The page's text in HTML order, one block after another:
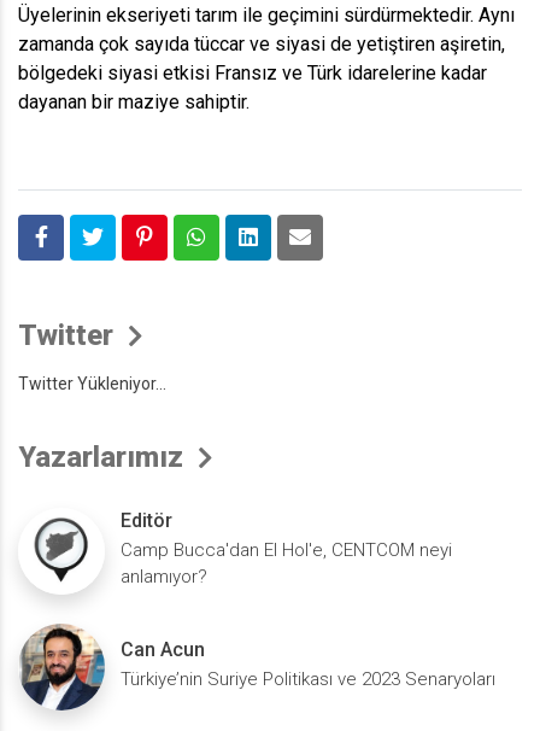
Üyelerinin ekseriyeti tarım ile geçimini sürdürmektedir. Aynı
zamanda çok sayıda tüccar ve siyasi de yetiştiren aşiretin,
bölgedeki siyasi etkisi Fransız ve Türk idarelerine kadar
dayanan bir maziye sahiptir.
Twitter
Twitter Yükleniyor...
Yazarlarımız
Editör
Camp Bucca'dan El Hol'e, CENTCOM neyi
anlamıyor?
Can Acun
Türkiye’nin Suriye Politikası ve 2023 Senaryoları